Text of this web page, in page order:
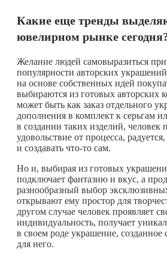
Какие еще тренды
ювелирном рынке
Желание людей самовыразиться
популярности авторских
на основе собственных идей
выбираются из готовых авторских
может быть как заказ отдельного
дополнения в комплект к серьгам
в создании таких изделий, человек
удовольствие от процесса,
и создавать что-то сам.
Но и, выбирая из готовых
подключает фантазию и вкус, а
разнообразный выбор
открывают ему простор для
другом случае человек проявляет
индивидуальность, получает
в своем роде украшение,
для него.